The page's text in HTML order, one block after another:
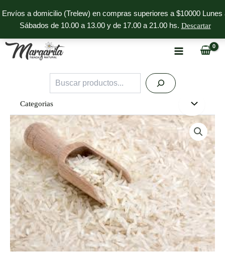
Envíos a domicilio (Trelew) en compras superiores a $10000 Lunes
Sábados de 10.00 a 13.00 y de 17.00 a 21.00 hs. Descartar
al
contenido
Buscar
Categorias
Arroz
Basmati
X
25
KG
cantidad